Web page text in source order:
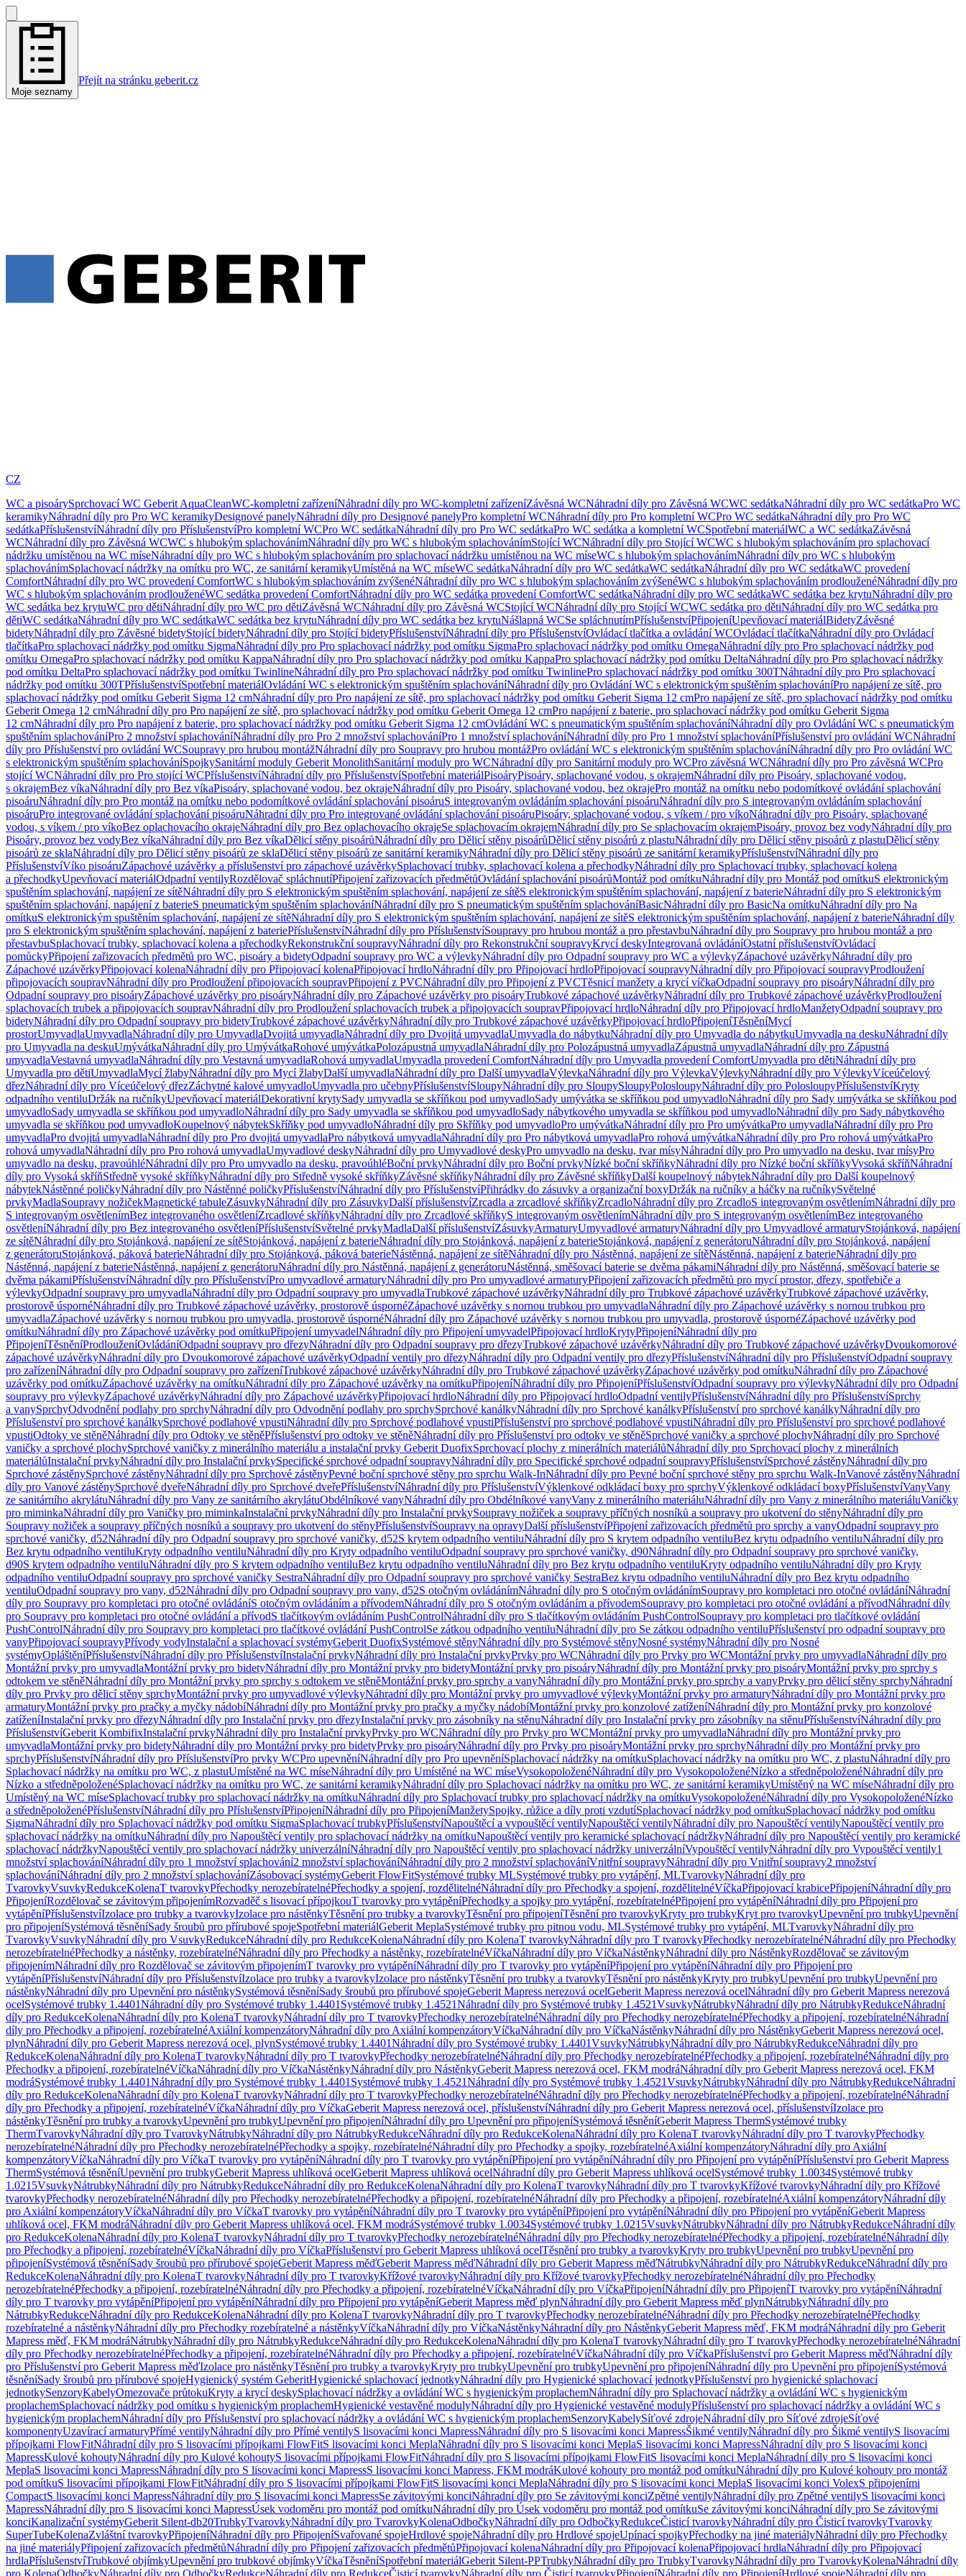
Moje seznamy
Přejít na stránku geberit.cz
CZ
WC a pisoárySprchovací WC Geberit AquaCleanWC-kompletní zařízeníNáhradní díly pro WC-kompletní zařízeníZávěsná WCNáhradní díly pro Závěsná WCWC sedátkaNáhradní díly pro WC sedátkaPro WC
keramikyNáhradní díly pro Pro WC keramikyDesignové panelyNáhradní díly pro Designové panelyPro kompletní WCNáhradní díly pro Pro kompletní WCPro WC sedátkaNáhradní díly pro Pro WC
sedátkaPříslušenstvíNáhradní díly pro PříslušenstvíPro kompletní WCPro WC sedátkaNáhradní díly pro Pro WC sedátkaPro WC sedátka a kompletní WCSpotřební materiálWC a WC sedátkaZávěsná
WCNáhradní díly pro Závěsná WCWC s hlubokým splachovánímNáhradní díly pro WC s hlubokým splachovánímStojící WCNáhradní díly pro Stojící WCWC s hlubokým splachováním pro splachovací
nádržku umístěnou na WC míseNáhradní díly pro WC s hlubokým splachováním pro splachovací nádržku umístěnou na WC míseWC s hlubokým splachovánímNáhradní díly pro WC s hlubokým
splachovánímSplachovací nádržky na omítku pro WC, ze sanitární keramikyUmístěná na WC míseWC sedátkaNáhradní díly pro WC sedátkaWC sedátkaNáhradní díly pro WC sedátkaWC provedení
ComfortNáhradní díly pro WC provedení ComfortWC s hlubokým splachováním zvýšenéNáhradní díly pro WC s hlubokým splachováním zvýšenéWC s hlubokým splachováním prodlouženéNáhradní díly pro
WC s hlubokým splachováním prodlouženéWC sedátka provedení ComfortNáhradní díly pro WC sedátka provedení ComfortWC sedátkaNáhradní díly pro WC sedátkaWC sedátka bez krytuNáhradní díly pro
WC sedátka bez krytuWC pro dětiNáhradní díly pro WC pro dětiZávěsná WCNáhradní díly pro Závěsná WCStojící WCNáhradní díly pro Stojící WCWC sedátka pro dětiNáhradní díly pro WC sedátka pro
dětiWC sedátkaNáhradní díly pro WC sedátkaWC sedátka bez krytuNáhradní díly pro WC sedátka bez krytuNášlapná WCSe spláchnutímPříslušenstvíPřipojeníUpevňovací materiálBidetyZávěsné
bidetyNáhradní díly pro Závěsné bidetyStojící bidetyNáhradní díly pro Stojící bidetyPříslušenstvíNáhradní díly pro PříslušenstvíOvládací tlačítka a ovládání WCOvládací tlačítkaNáhradní díly pro Ovládací
tlačítkaPro splachovací nádržky pod omítku SigmaNáhradní díly pro Pro splachovací nádržky pod omítku SigmaPro splachovací nádržky pod omítku OmegaNáhradní díly pro Pro splachovací nádržky pod
omítku OmegaPro splachovací nádržky pod omítku KappaNáhradní díly pro Pro splachovací nádržky pod omítku KappaPro splachovací nádržky pod omítku DeltaNáhradní díly pro Pro splachovací nádržky
pod omítku DeltaPro splachovací nádržky pod omítku TwinlineNáhradní díly pro Pro splachovací nádržky pod omítku TwinlinePro splachovací nádržky pod omítku 300TNáhradní díly pro Pro splachovací
nádržky pod omítku 300TPříslušenstvíSpotřební materiálOvládání WC s elektronickým spuštěním splachováníNáhradní díly pro Ovládání WC s elektronickým spuštěním splachováníPro napájení ze sítě, pro
splachovací nádržky pod omítku Geberit Sigma 12 cmNáhradní díly pro Pro napájení ze sítě, pro splachovací nádržky pod omítku Geberit Sigma 12 cmPro napájení ze sítě, pro splachovací nádržky pod omítku
Geberit Omega 12 cmNáhradní díly pro Pro napájení ze sítě, pro splachovací nádržky pod omítku Geberit Omega 12 cmPro napájení z baterie, pro splachovací nádržky pod omítku Geberit Sigma
12 cmNáhradní díly pro Pro napájení z baterie, pro splachovací nádržky pod omítku Geberit Sigma 12 cmOvládání WC s pneumatickým spuštěním splachováníNáhradní díly pro Ovládání WC s pneumatickým
spuštěním splachováníPro 2 množství splachováníNáhradní díly pro Pro 2 množství splachováníPro 1 množství splachováníNáhradní díly pro Pro 1 množství splachováníPříslušenství pro ovládání WCNáhradní
díly pro Příslušenství pro ovládání WCSoupravy pro hrubou montážNáhradní díly pro Soupravy pro hrubou montážPro ovládání WC s elektronickým spuštěním splachováníNáhradní díly pro Pro ovládání WC
s elektronickým spuštěním splachováníSpojkySanitární moduly Geberit MonolithSanitární moduly pro WCNáhradní díly pro Sanitární moduly pro WCPro závěsná WCNáhradní díly pro Pro závěsná WCPro
stojící WCNáhradní díly pro Pro stojící WCPříslušenstvíNáhradní díly pro PříslušenstvíSpotřební materiálPisoáryPisoáry, splachované vodou, s okrajemNáhradní díly pro Pisoáry, splachované vodou,
s okrajemBez víkaNáhradní díly pro Bez víkaPisoáry, splachované vodou, bez okrajeNáhradní díly pro Pisoáry, splachované vodou, bez okrajePro montáž na omítku nebo podomítkové ovládání splachování
pisoáruNáhradní díly pro Pro montáž na omítku nebo podomítkové ovládání splachování pisoáruS integrovaným ovládáním splachování pisoáruNáhradní díly pro S integrovaným ovládáním splachování
pisoáruPro integrované ovládání splachování pisoáruNáhradní díly pro Pro integrované ovládání splachování pisoáruPisoáry, splachované vodou, s víkem / pro víkoNáhradní díly pro Pisoáry, splachované
vodou, s víkem / pro víkoBez oplachovacího okrajeNáhradní díly pro Bez oplachovacího okrajeSe splachovacím okrajemNáhradní díly pro Se splachovacím okrajemPisoáry, provoz bez vodyNáhradní díly pro
Pisoáry, provoz bez vodyBez víkaNáhradní díly pro Bez víkaDělicí stěny pisoárůNáhradní díly pro Dělicí stěny pisoárůDělicí stěny pisoárů z plastuNáhradní díly pro Dělicí stěny pisoárů z plastuDělicí stěny
pisoárů ze sklaNáhradní díly pro Dělicí stěny pisoárů ze sklaDělicí stěny pisoárů ze sanitární keramikyNáhradní díly pro Dělicí stěny pisoárů ze sanitární keramikyPříslušenstvíNáhradní díly pro
PříslušenstvíVíko pisoáruZápachové uzávěrky a příslušenství pro zápachové uzávěrkySplachovací trubky, splachovací kolena a přechodkyNáhradní díly pro Splachovací trubky, splachovací kolena
a přechodkyUpevňovací materiálOdpadní ventilyRozdělovač spláchnutíPřipojení zařizovacích předmětůOvládání splachování pisoárůMontáž pod omítkuNáhradní díly pro Montáž pod omítkuS elektronickým
spuštěním splachování, napájení ze sítěNáhradní díly pro S elektronickým spuštěním splachování, napájení ze sítěS elektronickým spuštěním splachování, napájení z baterieNáhradní díly pro S elektronickým
spuštěním splachování, napájení z baterieS pneumatickým spuštěním splachováníNáhradní díly pro S pneumatickým spuštěním splachováníBasicNáhradní díly pro BasicNa omítkuNáhradní díly pro Na
omítkuS elektronickým spuštěním splachování, napájení ze sítěNáhradní díly pro S elektronickým spuštěním splachování, napájení ze sítěS elektronickým spuštěním splachování, napájení z baterieNáhradní díly
pro S elektronickým spuštěním splachování, napájení z bateriePříslušenstvíNáhradní díly pro PříslušenstvíSoupravy pro hrubou montáž a pro přestavbuNáhradní díly pro Soupravy pro hrubou montáž a pro
přestavbuSplachovací trubky, splachovací kolena a přechodkyRekonstrukční soupravyNáhradní díly pro Rekonstrukční soupravyKrycí deskyIntegrovaná ovládáníOstatní příslušenstvíOvládací
pomůckyPřipojení zařizovacích předmětů pro WC, pisoáry a bidetyOdpadní soupravy pro WC a výlevkyNáhradní díly pro Odpadní soupravy pro WC a výlevkyZápachové uzávěrkyNáhradní díly pro
Zápachové uzávěrkyPřipojovací kolenaNáhradní díly pro Připojovací kolenaPřipojovací hrdloNáhradní díly pro Připojovací hrdloPřipojovací soupravyNáhradní díly pro Připojovací soupravyProdloužení
připojovacích soupravNáhradní díly pro Prodloužení připojovacích soupravPřipojení z PVCNáhradní díly pro Připojení z PVCTěsnicí manžety a krycí víčkaOdpadní soupravy pro pisoáryNáhradní díly pro
Odpadní soupravy pro pisoáryZápachové uzávěrky pro pisoáryNáhradní díly pro Zápachové uzávěrky pro pisoáryTrubkové zápachové uzávěrkyNáhradní díly pro Trubkové zápachové uzávěrkyProdloužení
splachovacích trubek a připojovacích soupravNáhradní díly pro Prodloužení splachovacích trubek a připojovacích soupravPřipojovací hrdloNáhradní díly pro Připojovací hrdloManžetyOdpadní soupravy pro
bidetyNáhradní díly pro Odpadní soupravy pro bidetyTrubkové zápachové uzávěrkyNáhradní díly pro Trubkové zápachové uzávěrkyPřipojovací hrdloPřipojeníTěsněníMycí
prostorUmyvadlaUmyvadlaNáhradní díly pro UmyvadlaDvojitá umyvadlaNáhradní díly pro Dvojitá umyvadlaUmyvadla do nábytkuNáhradní díly pro Umyvadla do nábytkuUmyvadla na deskuNáhradní díly
pro Umyvadla na deskuUmývátkaNáhradní díly pro UmývátkaRohové umývátkaPolozápustná umyvadlaNáhradní díly pro Polozápustná umyvadlaZápustná umyvadlaNáhradní díly pro Zápustná
umyvadlaVestavná umyvadlaNáhradní díly pro Vestavná umyvadlaRohová umyvadlaUmyvadla provedení ComfortNáhradní díly pro Umyvadla provedení ComfortUmyvadla pro dětiNáhradní díly pro
Umyvadla pro dětiUmyvadlaMycí žlabyNáhradní díly pro Mycí žlabyDalší umyvadlaNáhradní díly pro Další umyvadlaVýlevkaNáhradní díly pro VýlevkaVýlevkyNáhradní díly pro VýlevkyVíceúčelový
dřezNáhradní díly pro Víceúčelový dřezZáchytné kalové umyvadloUmyvadla pro učebnyPříslušenstvíSloupyNáhradní díly pro SloupySloupyPolosloupyNáhradní díly pro PolosloupyPříslušenstvíKryty
odpadního ventiluDržák na ručníkyUpevňovací materiálDekorativní krytySady umyvadla se skříňkou pod umyvadloSady umývátka se skříňkou pod umyvadloNáhradní díly pro Sady umývátka se skříňkou pod
umyvadloSady umyvadla se skříňkou pod umyvadloNáhradní díly pro Sady umyvadla se skříňkou pod umyvadloSady nábytkového umyvadla se skříňkou pod umyvadloNáhradní díly pro Sady nábytkového
umyvadla se skříňkou pod umyvadloKoupelnový nábytekSkříňky pod umyvadloNáhradní díly pro Skříňky pod umyvadloPro umývátkaNáhradní díly pro Pro umývátkaPro umyvadlaNáhradní díly pro Pro
umyvadlaPro dvojitá umyvadlaNáhradní díly pro Pro dvojitá umyvadlaPro nábytková umyvadlaNáhradní díly pro Pro nábytková umyvadlaPro rohová umývátkaNáhradní díly pro Pro rohová umývátkaPro
rohová umyvadlaNáhradní díly pro Pro rohová umyvadlaUmyvadlové deskyNáhradní díly pro Umyvadlové deskyPro umyvadlo na desku, tvar mísyNáhradní díly pro Pro umyvadlo na desku, tvar mísyPro
umyvadlo na desku, pravoúhléNáhradní díly pro Pro umyvadlo na desku, pravoúhléBoční prvkyNáhradní díly pro Boční prvkyNízké boční skříňkyNáhradní díly pro Nízké boční skříňkyVysoká skříňNáhradní
díly pro Vysoká skříňStředně vysoké skříňkyNáhradní díly pro Středně vysoké skříňkyZávěsné skříňkyNáhradní díly pro Závěsné skříňkyDalší koupelnový nábytekNáhradní díly pro Další koupelnový
nábytekNástěnné poličkyNáhradní díly pro Nástěnné poličkyPříslušenstvíNáhradní díly pro PříslušenstvíPřihrádky do zásuvky a organizační boxyDržák na ručníky a háčky na ručníkySvětelné
prvkyMadlaSoupravy nožičekMagnetické tabuleZásuvkyNáhradní díly pro ZásuvkyDalší příslušenstvíZrcadla a zrcadlové skříňkyZrcadloNáhradní díly pro ZrcadloS integrovaným osvětlenímNáhradní díly pro
S integrovaným osvětlenímBez integrovaného osvětleníZrcadlové skříňkyNáhradní díly pro Zrcadlové skříňkyS integrovaným osvětlenímNáhradní díly pro S integrovaným osvětlenímBez integrovaného
osvětleníNáhradní díly pro Bez integrovaného osvětleníPříslušenstvíSvětelné prvkyMadlaDalší příslušenstvíZásuvkyArmaturyUmyvadlové armaturyNáhradní díly pro Umyvadlové armaturyStojánková, napájení
ze sítěNáhradní díly pro Stojánková, napájení ze sítěStojánková, napájení z baterieNáhradní díly pro Stojánková, napájení z baterieStojánková, napájení z generátoruNáhradní díly pro Stojánková, napájení
z generátoruStojánková, páková baterieNáhradní díly pro Stojánková, páková baterieNástěnná, napájení ze sítěNáhradní díly pro Nástěnná, napájení ze sítěNástěnná, napájení z baterieNáhradní díly pro
Nástěnná, napájení z baterieNástěnná, napájení z generátoruNáhradní díly pro Nástěnná, napájení z generátoruNástěnná, směšovací baterie se dvěma pákamiNáhradní díly pro Nástěnná, směšovací baterie se
dvěma pákamiPříslušenstvíNáhradní díly pro PříslušenstvíPro umyvadlové armaturyNáhradní díly pro Pro umyvadlové armaturyPřipojení zařizovacích předmětů pro mycí prostor, dřezy, spotřebiče a
výlevkyOdpadní soupravy pro umyvadlaNáhradní díly pro Odpadní soupravy pro umyvadlaTrubkové zápachové uzávěrkyNáhradní díly pro Trubkové zápachové uzávěrkyTrubkové zápachové uzávěrky,
prostorově úspornéNáhradní díly pro Trubkové zápachové uzávěrky, prostorově úspornéZápachové uzávěrky s nornou trubkou pro umyvadlaNáhradní díly pro Zápachové uzávěrky s nornou trubkou pro
umyvadlaZápachové uzávěrky s nornou trubkou pro umyvadla, prostorově úspornéNáhradní díly pro Zápachové uzávěrky s nornou trubkou pro umyvadla, prostorově úspornéZápachové uzávěrky pod
omítkuNáhradní díly pro Zápachové uzávěrky pod omítkuPřipojení umyvadelNáhradní díly pro Připojení umyvadelPřipojovací hrdloKrytyPřipojeníNáhradní díly pro
PřipojeníTěsněníProdlouženíOvládáníOdpadní soupravy pro dřezyNáhradní díly pro Odpadní soupravy pro dřezyTrubkové zápachové uzávěrkyNáhradní díly pro Trubkové zápachové uzávěrkyDvoukomorové
zápachové uzávěrkyNáhradní díly pro Dvoukomorové zápachové uzávěrkyOdpadní ventily pro dřezyNáhradní díly pro Odpadní ventily pro dřezyPříslušenstvíNáhradní díly pro PříslušenstvíOdpadní soupravy
pro zařízeníNáhradní díly pro Odpadní soupravy pro zařízeníTrubkové zápachové uzávěrkyNáhradní díly pro Trubkové zápachové uzávěrkyZápachové uzávěrky pod omítkuNáhradní díly pro Zápachové
uzávěrky pod omítkuZápachové uzávěrky na omítkuNáhradní díly pro Zápachové uzávěrky na omítkuPřipojeníNáhradní díly pro PřipojeníPříslušenstvíOdpadní soupravy pro výlevkyNáhradní díly pro Odpadní
soupravy pro výlevkyZápachové uzávěrkyNáhradní díly pro Zápachové uzávěrkyPřipojovací hrdloNáhradní díly pro Připojovací hrdloOdpadní ventilyPříslušenstvíNáhradní díly pro PříslušenstvíSprchy
a vanySprchyOdvodnění podlahy pro sprchyNáhradní díly pro Odvodnění podlahy pro sprchySprchové kanálkyNáhradní díly pro Sprchové kanálkyPříslušenství pro sprchové kanálkyNáhradní díly pro
Příslušenství pro sprchové kanálkySprchové podlahové vpustiNáhradní díly pro Sprchové podlahové vpustiPříslušenství pro sprchové podlahové vpustiNáhradní díly pro Příslušenství pro sprchové podlahové
vpustiOdtoky ve stěněNáhradní díly pro Odtoky ve stěněPříslušenství pro odtoky ve stěněNáhradní díly pro Příslušenství pro odtoky ve stěněSprchové vaničky a sprchové plochyNáhradní díly pro Sprchové
vaničky a sprchové plochySprchové vaničky z minerálního materiálu a instalační prvky Geberit DuofixSprchovací plochy z minerálních materiálůNáhradní díly pro Sprchovací plochy z minerálních
materiálůInstalační prvkyNáhradní díly pro Instalační prvkySpecifické sprchové odpadní soupravyNáhradní díly pro Specifické sprchové odpadní soupravyPříslušenstvíSprchové zástěnyNáhradní díly pro
Sprchové zástěnySprchové zástěnyNáhradní díly pro Sprchové zástěnyPevné boční sprchové stěny pro sprchu Walk-InNáhradní díly pro Pevné boční sprchové stěny pro sprchu Walk-InVanové zástěnyNáhradní
díly pro Vanové zástěnySprchové dveřeNáhradní díly pro Sprchové dveřePříslušenstvíNáhradní díly pro PříslušenstvíVýklenkové odkládací boxy pro sprchyVýklenkové odkládací boxyPříslušenstvíVanyVany
ze sanitárního akrylátuNáhradní díly pro Vany ze sanitárního akrylátuObdélníkové vanyNáhradní díly pro Obdélníkové vanyVany z minerálního materiáluNáhradní díly pro Vany z minerálního materiáluVaničky
pro miminkaNáhradní díly pro Vaničky pro miminkaInstalační prvkyNáhradní díly pro Instalační prvkySoupravy nožiček a soupravy příčných nosníků a soupravy pro ukotvení do stěnyNáhradní díly pro
Soupravy nožiček a soupravy příčných nosníků a soupravy pro ukotvení do stěnyPříslušenstvíSoupravy na opravyDalší příslušenstvíPřipojení zařizovacích předmětů pro sprchy a vanyOdpadní soupravy pro
sprchové vaničky, d52Náhradní díly pro Odpadní soupravy pro sprchové vaničky, d52S krytem odpadního ventiluNáhradní díly pro S krytem odpadního ventiluBez krytu odpadního ventiluNáhradní díly pro
Bez krytu odpadního ventiluKryty odpadního ventiluNáhradní díly pro Kryty odpadního ventiluOdpadní soupravy pro sprchové vaničky, d90Náhradní díly pro Odpadní soupravy pro sprchové vaničky,
d90S krytem odpadního ventiluNáhradní díly pro S krytem odpadního ventiluBez krytu odpadního ventiluNáhradní díly pro Bez krytu odpadního ventiluKryty odpadního ventiluNáhradní díly pro Kryty
odpadního ventiluOdpadní soupravy pro sprchové vaničky SestraNáhradní díly pro Odpadní soupravy pro sprchové vaničky SestraBez krytu odpadního ventiluNáhradní díly pro Bez krytu odpadního
ventiluOdpadní soupravy pro vany, d52Náhradní díly pro Odpadní soupravy pro vany, d52S otočným ovládánímNáhradní díly pro S otočným ovládánímSoupravy pro kompletaci pro otočné ovládáníNáhradní
díly pro Soupravy pro kompletaci pro otočné ovládáníS otočným ovládáním a přívodemNáhradní díly pro S otočným ovládáním a přívodemSoupravy pro kompletaci pro otočné ovládání a přívodNáhradní díly
pro Soupravy pro kompletaci pro otočné ovládání a přívodS tlačítkovým ovládáním PushControlNáhradní díly pro S tlačítkovým ovládáním PushControlSoupravy pro kompletaci pro tlačítkové ovládání
PushControlNáhradní díly pro Soupravy pro kompletaci pro tlačítkové ovládání PushControlSe zátkou odpadního ventiluNáhradní díly pro Se zátkou odpadního ventiluPříslušenství pro odpadní soupravy pro
vanyPřipojovací soupravyPřívody vodyInstalační a splachovací systémyGeberit DuofixSystémové stěnyNáhradní díly pro Systémové stěnyNosné systémyNáhradní díly pro Nosné
systémyOpláštěníPříslušenstvíNáhradní díly pro PříslušenstvíInstalační prvkyNáhradní díly pro Instalační prvkyPrvky pro WCNáhradní díly pro Prvky pro WCMontážní prvky pro umyvadlaNáhradní díly pro
Montážní prvky pro umyvadlaMontážní prvky pro bidetyNáhradní díly pro Montážní prvky pro bidetyMontážní prvky pro pisoáryNáhradní díly pro Montážní prvky pro pisoáryMontážní prvky pro sprchy s
odtokem ve stěněNáhradní díly pro Montážní prvky pro sprchy s odtokem ve stěněMontážní prvky pro sprchy a vanyNáhradní díly pro Montážní prvky pro sprchy a vanyPrvky pro dělicí stěny sprchyNáhradní
díly pro Prvky pro dělicí stěny sprchyMontážní prvky pro umyvadlové výlevkyNáhradní díly pro Montážní prvky pro umyvadlové výlevkyMontážní prvky pro armaturyNáhradní díly pro Montážní prvky pro
armaturyMontážní prvky pro pračky a myčky nádobíNáhradní díly pro Montážní prvky pro pračky a myčky nádobíMontážní prvky pro konzolové zatíženíNáhradní díly pro Montážní prvky pro konzolové
zatíženíInstalační prvky pro dřezyNáhradní díly pro Instalační prvky pro dřezyInstalační prvky pro zásobníky na stěnuNáhradní díly pro Instalační prvky pro zásobníky na stěnuPříslušenstvíNáhradní díly pro
PříslušenstvíGeberit KombifixInstalační prvkyNáhradní díly pro Instalační prvkyPrvky pro WCNáhradní díly pro Prvky pro WCMontážní prvky pro umyvadlaNáhradní díly pro Montážní prvky pro
umyvadlaMontážní prvky pro bidetyNáhradní díly pro Montážní prvky pro bidetyPrvky pro pisoáryNáhradní díly pro Prvky pro pisoáryMontážní prvky pro sprchyNáhradní díly pro Montážní prvky pro
sprchyPříslušenstvíNáhradní díly pro PříslušenstvíPro prvky WCPro upevněníNáhradní díly pro Pro upevněníSplachovací nádržky na omítkuSplachovací nádržky na omítku pro WC, z plastuNáhradní díly pro
Splachovací nádržky na omítku pro WC, z plastuUmístěné na WC míseNáhradní díly pro Umístěné na WC míseVysokopoloženéNáhradní díly pro VysokopoloženéNízko a středněpoloženéNáhradní díly pro
Nízko a středněpoloženéSplachovací nádržky na omítku pro WC, ze sanitární keramikyNáhradní díly pro Splachovací nádržky na omítku pro WC, ze sanitární keramikyUmístěný na WC míseNáhradní díly pro
Umístěný na WC míseSplachovací trubky pro splachovací nádržky na omítkuNáhradní díly pro Splachovací trubky pro splachovací nádržky na omítkuVysokopoloženéNáhradní díly pro VysokopoloženéNízko
a středněpoloženéPříslušenstvíNáhradní díly pro PříslušenstvíPřipojeníNáhradní díly pro PřipojeníManžetySpojky, růžice a díly proti vzdutíSplachovací nádržky pod omítkuSplachovací nádržky pod omítku
SigmaNáhradní díly pro Splachovací nádržky pod omítku SigmaSplachovací trubkyPříslušenstvíNapouštěcí a vypouštěcí ventilyNapouštěcí ventilyNáhradní díly pro Napouštěcí ventilyNapouštěcí ventily pro
splachovací nádržky na omítkuNáhradní díly pro Napouštěcí ventily pro splachovací nádržky na omítkuNapouštěcí ventily pro keramické splachovací nádržkyNáhradní díly pro Napouštěcí ventily pro keramické
splachovací nádržkyNapouštěcí ventily pro splachovací nádržky univerzálníNáhradní díly pro Napouštěcí ventily pro splachovací nádržky univerzálníVypouštěcí ventilyNáhradní díly pro Vypouštěcí ventily1
množství splachováníNáhradní díly pro 1 množství splachování2 množství splachováníNáhradní díly pro 2 množství splachováníVnitřní soupravyNáhradní díly pro Vnitřní soupravy2 množství
splachováníNáhradní díly pro 2 množství splachováníZásobovací systémyGeberit FlowFitSystémové trubky MLSystémové trubky pro vytápění, MLTvarovkyNáhradní díly pro
TvarovkyVsuvkyRedukceKolenaT tvarovkyPřechodky nerozebíratelnéPřechodky a spojení, rozdělitelnéNáhradní díly pro Přechodky a spojení, rozdělitelnéVíčkaPřipojovací krabicePřipojeníNáhradní díly pro
PřipojeníRozdělovač se závitovým připojenímRozvaděč s lisovací přípojkouT tvarovky pro vytápěníPřechodky a spojky pro vytápění, rozebíratelnéPřipojení pro vytápěníNáhradní díly pro Připojení pro
vytápěníPříslušenstvíIzolace pro trubky a tvarovkyIzolace pro nástěnkyTěsnění pro trubky a tvarovkyTěsnění pro připojeníTěsnění pro tvarovkyKryty pro trubkyKryt pro tvarovkyUpevnění pro trubkyUpevnění
pro připojeníSystémová těsněníSady šroubů pro přírubové spojeSpotřební materiálGeberit MeplaSystémové trubky pro pitnou vodu, MLSystémové trubky pro vytápění, MLTvarovkyNáhradní díly pro
TvarovkyVsuvkyNáhradní díly pro VsuvkyRedukceNáhradní díly pro RedukceKolenaNáhradní díly pro KolenaT tvarovkyNáhradní díly pro T tvarovkyPřechodky nerozebíratelnéNáhradní díly pro Přechodky
nerozebíratelnéPřechodky a nástěnky, rozebíratelnéNáhradní díly pro Přechodky a nástěnky, rozebíratelnéVíčkaNáhradní díly pro VíčkaNástěnkyNáhradní díly pro NástěnkyRozdělovač se závitovým
připojenímNáhradní díly pro Rozdělovač se závitovým připojenímT tvarovky pro vytápěníNáhradní díly pro T tvarovky pro vytápěníPřipojení pro vytápěníNáhradní díly pro Připojení pro
vytápěníPříslušenstvíNáhradní díly pro PříslušenstvíIzolace pro trubky a tvarovkyIzolace pro nástěnkyTěsnění pro trubky a tvarovkyTěsnění pro nástěnkyKryty pro trubkyUpevnění pro trubkyUpevnění pro
nástěnkyNáhradní díly pro Upevnění pro nástěnkySystémová těsněníSady šroubů pro přírubové spojeGeberit Mapress nerezová ocelGeberit Mapress nerezová ocelNáhradní díly pro Geberit Mapress nerezová
ocelSystémové trubky 1.4401Náhradní díly pro Systémové trubky 1.4401 Systémové trubky 1.4521Náhradní díly pro Systémové trubky 1.4521VsuvkyNátrubkyNáhradní díly pro NátrubkyRedukceNáhradní
díly pro RedukceKolenaNáhradní díly pro KolenaT tvarovkyNáhradní díly pro T tvarovkyPřechodky nerozebíratelnéNáhradní díly pro Přechodky nerozebíratelnéPřechodky a připojení, rozebíratelnéNáhradní
díly pro Přechodky a připojení, rozebíratelnéAxiální kompenzátoryNáhradní díly pro Axiální kompenzátoryVíčkaNáhradní díly pro VíčkaNástěnkyNáhradní díly pro NástěnkyGeberit Mapress nerezová ocel,
plynNáhradní díly pro Geberit Mapress nerezová ocel, plynSystémové trubky 1.4401Náhradní díly pro Systémové trubky 1.4401VsuvkyNátrubkyNáhradní díly pro NátrubkyRedukceNáhradní díly pro
RedukceKolenaNáhradní díly pro KolenaT tvarovkyNáhradní díly pro T tvarovkyPřechodky nerozebíratelnéNáhradní díly pro Přechodky nerozebíratelnéPřechodky a připojení, rozebíratelnéNáhradní díly pro
Přechodky a připojení, rozebíratelnéVíčkaNáhradní díly pro VíčkaNástěnkyNáhradní díly pro NástěnkyGeberit Mapress nerezová ocel, FKM modráNáhradní díly pro Geberit Mapress nerezová ocel, FKM
modráSystémové trubky 1.4401Náhradní díly pro Systémové trubky 1.4401 Systémové trubky 1.4521Náhradní díly pro Systémové trubky 1.4521VsuvkyNátrubkyNáhradní díly pro NátrubkyRedukceNáhradní
díly pro RedukceKolenaNáhradní díly pro KolenaT tvarovkyNáhradní díly pro T tvarovkyPřechodky nerozebíratelnéNáhradní díly pro Přechodky nerozebíratelnéPřechodky a připojení, rozebíratelnéNáhradní
díly pro Přechodky a připojení, rozebíratelnéVíčkaNáhradní díly pro VíčkaGeberit Mapress nerezová ocel, příslušenstvíNáhradní díly pro Geberit Mapress nerezová ocel, příslušenstvíIzolace pro
nástěnkyTěsnění pro trubky a tvarovkyUpevnění pro trubkyUpevnění pro připojeníNáhradní díly pro Upevnění pro připojeníSystémová těsněníGeberit Mapress ThermSystémové trubky
ThermTvarovkyNáhradní díly pro TvarovkyNátrubkyNáhradní díly pro NátrubkyRedukceNáhradní díly pro RedukceKolenaNáhradní díly pro KolenaT tvarovkyNáhradní díly pro T tvarovkyPřechodky
nerozebíratelnéNáhradní díly pro Přechodky nerozebíratelnéPřechodky a spojky, rozebíratelnéNáhradní díly pro Přechodky a spojky, rozebíratelnéAxiální kompenzátoryNáhradní díly pro Axiální
kompenzátoryVíčkaNáhradní díly pro VíčkaT tvarovky pro vytápěníNáhradní díly pro T tvarovky pro vytápěníPřipojení pro vytápěníNáhradní díly pro Připojení pro vytápěníPříslušenství pro Geberit Mapress
ThermSystémová těsněníUpevnění pro trubkyGeberit Mapress uhlíková ocelGeberit Mapress uhlíková ocelNáhradní díly pro Geberit Mapress uhlíková ocelSystémové trubky 1.0034Systémové trubky
1.0215VsuvkyNátrubkyNáhradní díly pro NátrubkyRedukceNáhradní díly pro RedukceKolenaNáhradní díly pro KolenaT tvarovkyNáhradní díly pro T tvarovkyKřížové tvarovkyNáhradní díly pro Křížové
tvarovkyPřechodky nerozebíratelnéNáhradní díly pro Přechodky nerozebíratelnéPřechodky a připojení, rozebíratelnéNáhradní díly pro Přechodky a připojení, rozebíratelnéAxiální kompenzátoryNáhradní díly
pro Axiální kompenzátoryVíčkaNáhradní díly pro VíčkaT tvarovky pro vytápěníNáhradní díly pro T tvarovky pro vytápěníPřipojení pro vytápěníNáhradní díly pro Připojení pro vytápěníGeberit Mapress
uhlíková ocel, FKM modráNáhradní díly pro Geberit Mapress uhlíková ocel, FKM modráSystémové trubky 1.0034Systémové trubky 1.0215VsuvkyNátrubkyNáhradní díly pro NátrubkyRedukceNáhradní díly
pro RedukceKolenaNáhradní díly pro KolenaT tvarovkyNáhradní díly pro T tvarovkyPřechodky nerozebíratelnéNáhradní díly pro Přechodky nerozebíratelnéPřechodky a připojení, rozebíratelnéNáhradní díly
pro Přechodky a připojení, rozebíratelnéVíčkaNáhradní díly pro VíčkaPříslušenství pro Geberit Mapress uhlíková ocelTěsnění pro trubky a tvarovkyKryty pro trubkyUpevnění pro trubkyUpevnění pro
připojeníSystémová těsněníSady šroubů pro přírubové spojeGeberit Mapress měďGeberit Mapress měďNáhradní díly pro Geberit Mapress měďNátrubkyNáhradní díly pro NátrubkyRedukceNáhradní díly pro
RedukceKolenaNáhradní díly pro KolenaT tvarovkyNáhradní díly pro T tvarovkyKřížové tvarovkyNáhradní díly pro Křížové tvarovkyPřechodky nerozebíratelnéNáhradní díly pro Přechodky
nerozebíratelnéPřechodky a připojení, rozebíratelnéNáhradní díly pro Přechodky a připojení, rozebíratelnéVíčkaNáhradní díly pro VíčkaPřipojeníNáhradní díly pro PřipojeníT tvarovky pro vytápěníNáhradní
díly pro T tvarovky pro vytápěníPřipojení pro vytápěníNáhradní díly pro Připojení pro vytápěníGeberit Mapress měď plynNáhradní díly pro Geberit Mapress měď plynNátrubkyNáhradní díly pro
NátrubkyRedukceNáhradní díly pro RedukceKolenaNáhradní díly pro KolenaT tvarovkyNáhradní díly pro T tvarovkyPřechodky nerozebíratelnéNáhradní díly pro Přechodky nerozebíratelnéPřechodky
rozebíratelné a nástěnkyNáhradní díly pro Přechodky rozebíratelné a nástěnkyVíčkaNáhradní díly pro VíčkaNástěnkyNáhradní díly pro NástěnkyGeberit Mapress měď, FKM modráNáhradní díly pro Geberit
Mapress měď, FKM modráNátrubkyNáhradní díly pro NátrubkyRedukceNáhradní díly pro RedukceKolenaNáhradní díly pro KolenaT tvarovkyNáhradní díly pro T tvarovkyPřechodky nerozebíratelnéNáhradní
díly pro Přechodky nerozebíratelnéPřechodky a připojení, rozebíratelnéNáhradní díly pro Přechodky a připojení, rozebíratelnéVíčkaNáhradní díly pro VíčkaPříslušenství pro Geberit Mapress měďNáhradní díly
pro Příslušenství pro Geberit Mapress měďIzolace pro nástěnkyTěsnění pro trubky a tvarovkyKryty pro trubkyUpevnění pro trubkyUpevnění pro připojeníNáhradní díly pro Upevnění pro připojeníSystémová
těsněníSady šroubů pro přírubové spojeHygienický systém GeberitHygienické splachovací jednotkyNáhradní díly pro Hygienické splachovací jednotkyPříslušenství pro hygienické splachovací
jednotkySenzoryKabelyOmezovače průtokuKryty a krycí deskySplachovací nádržky a ovládání WC s hygienickým proplachemNáhradní díly pro Splachovací nádržky a ovládání WC s hygienickým
proplachemSplachovací nádržky pod omítku s hygienickým proplachemHygienické vestavěné modulyNáhradní díly pro Hygienické vestavěné modulyPříslušenství pro splachovací nádržky a ovládání WC s
hygienickým proplachemNáhradní díly pro Příslušenství pro splachovací nádržky a ovládání WC s hygienickým proplachemSenzoryKabelySíťové zdrojeNáhradní díly pro Síťové zdrojeSíťové
komponentyUzavírací armaturyPřímé ventilyNáhradní díly pro Přímé ventilyS lisovacími konci MapressNáhradní díly pro S lisovacími konci MapressŠikmé ventilyNáhradní díly pro Šikmé ventilyS lisovacími
přípojkami FlowFitNáhradní díly pro S lisovacími přípojkami FlowFitS lisovacími konci MeplaNáhradní díly pro S lisovacími konci MeplaS lisovacími konci MapressNáhradní díly pro S lisovacími konci
MapressKulové kohoutyNáhradní díly pro Kulové kohoutyS lisovacími přípojkami FlowFitNáhradní díly pro S lisovacími přípojkami FlowFitS lisovacími konci MeplaNáhradní díly pro S lisovacími konci
MeplaS lisovacími konci MapressNáhradní díly pro S lisovacími konci MapressS lisovacími konci Mapress, FKM modráKulové kohouty pro montáž pod omítkuNáhradní díly pro Kulové kohouty pro montáž
pod omítkuS lisovacími přípojkami FlowFitNáhradní díly pro S lisovacími přípojkami FlowFitS lisovacími konci MeplaNáhradní díly pro S lisovacími konci MeplaS lisovacími konci VolexS připojeními
CompactS lisovacími konci MapressNáhradní díly pro S lisovacími konci MapressSe závitovými konciNáhradní díly pro Se závitovými konciZpětné ventilyNáhradní díly pro Zpětné ventilyS lisovacími konci
MapressNáhradní díly pro S lisovacími konci MapressÚsek vodoměru pro montáž pod omítkuNáhradní díly pro Úsek vodoměru pro montáž pod omítkuSe závitovými konciNáhradní díly pro Se závitovými
konciKanalizační systémyGeberit Silent-db20TrubkyTvarovkyNáhradní díly pro TvarovkyKolenaOdbočkyNáhradní díly pro OdbočkyRedukceČisticí tvarovkyNáhradní díly pro Čisticí tvarovkyTvarovky
SuperTubeKolenaZvláštní tvarovkyPřipojeníNáhradní díly pro PřipojeníSvařované spojeHrdlové spojeNáhradní díly pro Hrdlové spojeUpínací spojkyPřechodky na jiné materiályNáhradní díly pro Přechodky
na jiné materiályPřipojení zařizovacích předmětůNáhradní díly pro Připojení zařizovacích předmětůPřipojovací kolenaNáhradní díly pro Připojovací kolenaPřipojovací hrdlaNáhradní díly pro Připojovací
hrdlaPříslušenstvíTrubkové objímkyUpevnění pro trubkové objímkyVíčkaTěsněníSpotřební materiálGeberit Silent-PPTrubkyNáhradní díly pro TrubkyTvarovkyNáhradní díly pro TvarovkyKolenaNáhradní díly
pro KolenaOdbočkyNáhradní díly pro OdbočkyRedukceNáhradní díly pro RedukceČisticí tvarovkyNáhradní díly pro Čisticí tvarovkyPřipojeníNáhradní díly pro PřipojeníHrdlové spojeNáhradní díly pro